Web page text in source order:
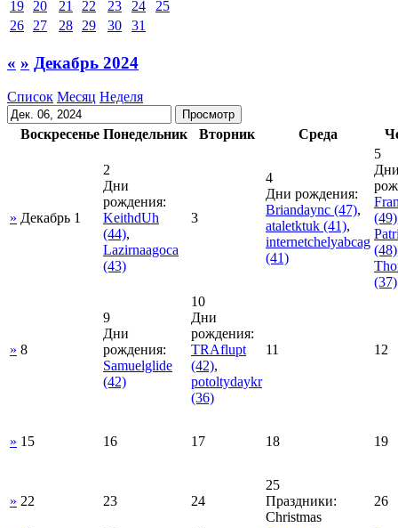
19
20 21 22 23 24
25
26
27 28 29 30 31
« » Декабрь 2024
Список Месяц Неделя
Воскресенье Понедельник Вторник Среда
» Декабрь 1
2
Дни
рождения:
KeithdUh
(44),
Lazirnaagoca
(43)
3
4
Дни рождения:
Briandaync (47),
ataletktuk (41),
internetchelyabcag
(41)
5
(49)
(48)
(37)
» 8
9
Дни
рождения:
Samuelglide
(42)
10
Дни
рождения:
TRAflupt
(42),
potoltydaykr
(36)
11 12
» 15 16 17 18 19
» 22 23 24
25
Праздники:
Christmas
26